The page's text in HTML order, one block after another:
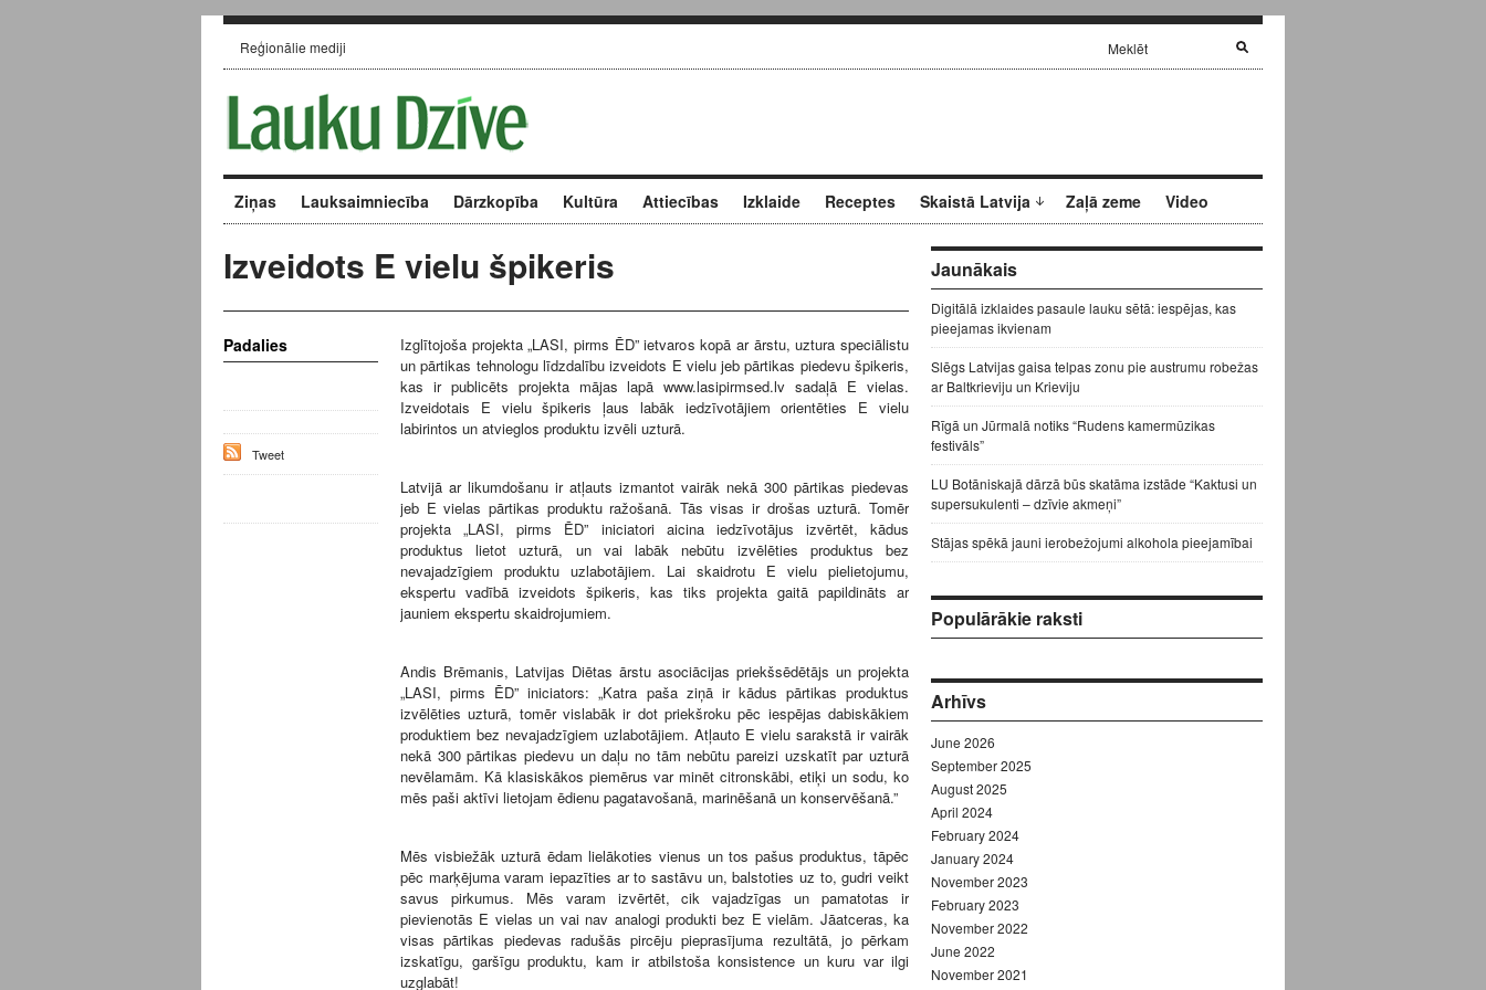
Reģionālie mediji
Ziņas Lauksaimniecība Dārzkopība Kultūra Attiecības Izklaide Receptes Skaistā Latvija Zaļā zeme Video
Izveidots E vielu špikeris
Izglītojoša projekta „LASI, pirms ĒD” ietvaros kopā ar ārstu, uztura speciālistu
un pārtikas tehnologu līdzdalību izveidots E vielu jeb pārtikas piedevu špikeris,
kas ir publicēts projekta mājas lapā www.lasipirmsed.lv sadaļā E vielas.
Izveidotais E vielu špikeris ļaus labāk iedzīvotājiem orientēties E vielu
labirintos un atvieglos produktu izvēli uzturā.
Latvijā ar likumdošanu ir atļauts izmantot vairāk nekā 300 pārtikas piedevas
jeb E vielas pārtikas produktu ražošanā. Tās visas ir drošas uzturā. Tomēr
projekta „LASI, pirms ĒD” iniciatori aicina iedzīvotājus izvērtēt, kādus
produktus lietot uzturā, un vai labāk nebūtu izvēlēties produktus bez
nevajadzīgiem produktu uzlabotājiem. Lai skaidrotu E vielu pielietojumu,
ekspertu vadībā izveidots špikeris, kas tiks projekta gaitā papildināts ar
jauniem ekspertu skaidrojumiem.
Andis Brēmanis, Latvijas Diētas ārstu asociācijas priekšsēdētājs un projekta
„LASI, pirms ĒD” iniciators: „Katra paša ziņā ir kādus pārtikas produktus
izvēlēties uzturā, tomēr vislabāk ir dot priekšroku pēc iespējas dabiskākiem
produktiem bez nevajadzīgiem uzlabotājiem. Atļauto E vielu sarakstā ir vairāk
nekā 300 pārtikas piedevu un daļu no tām nebūtu pareizi uzskatīt par uzturā
nevēlamām. Kā klasiskākos piemērus var minēt citronskābi, etiķi un sodu, ko
mēs paši aktīvi lietojam ēdienu pagatavošanā, marinēšanā un konservēšanā.”
Mēs visbiežāk uzturā ēdam lielākoties vienus un tos pašus produktus, tāpēc
pēc marķējuma varam iepazīties ar to sastāvu un, balstoties uz to, gudri veikt
savus pirkumus. Mēs varam izvērtēt, cik vajadzīgas un pamatotas ir
pievienotās E vielas un vai nav analogi produkti bez E vielām. Jāatceras, ka
visas pārtikas piedevas radušās pircēju pieprasījuma rezultātā, jo pērkam
izskatīgu, garšīgu produktu, kam ir atbilstoša konsistence un kuru var ilgi
uzglabāt!
Padalies
Tweet
Jaunākais
Digitālā izklaides pasaule lauku sētā: iespējas, kas
pieejamas ikvienam
Slēgs Latvijas gaisa telpas zonu pie austrumu robežas
ar Baltkrieviju un Krieviju
Rīgā un Jūrmalā notiks “Rudens kamermūzikas
festivāls”
LU Botāniskajā dārzā būs skatāma izstāde “Kaktusi un
supersukulenti – dzīvie akmeņi”
Stājas spēkā jauni ierobežojumi alkohola pieejamībai
Populārākie raksti
Arhīvs
June 2026
September 2025
August 2025
April 2024
February 2024
January 2024
November 2023
February 2023
November 2022
June 2022
November 2021